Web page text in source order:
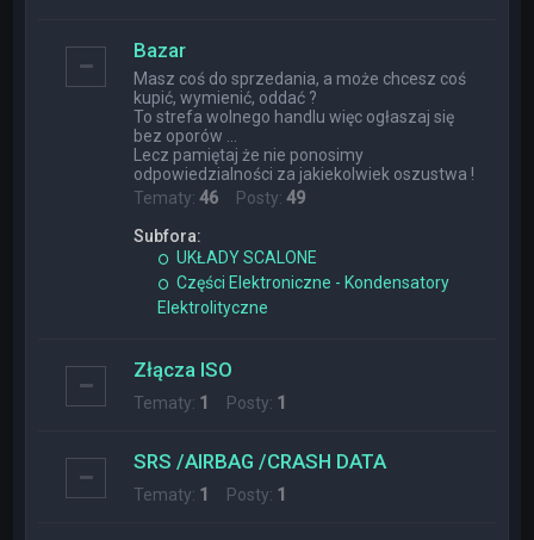
Bazar
Masz coś do sprzedania, a może chcesz coś
kupić, wymienić, oddać ?
To strefa wolnego handlu więc ogłaszaj się
bez oporów ...
Lecz pamiętaj że nie ponosimy
odpowiedzialności za jakiekolwiek oszustwa !
Tematy:46 Posty:49
Subfora:
UKŁADY SCALONE
Części Elektroniczne - Kondensatory
Elektrolityczne
Złącza ISO
Tematy: 1 Posty: 1
SRS /AIRBAG /CRASH DATA
Tematy: 1 Posty: 1